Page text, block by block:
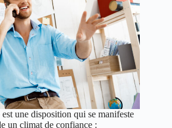
une disposition qui se manifeste
un climat de confiance :